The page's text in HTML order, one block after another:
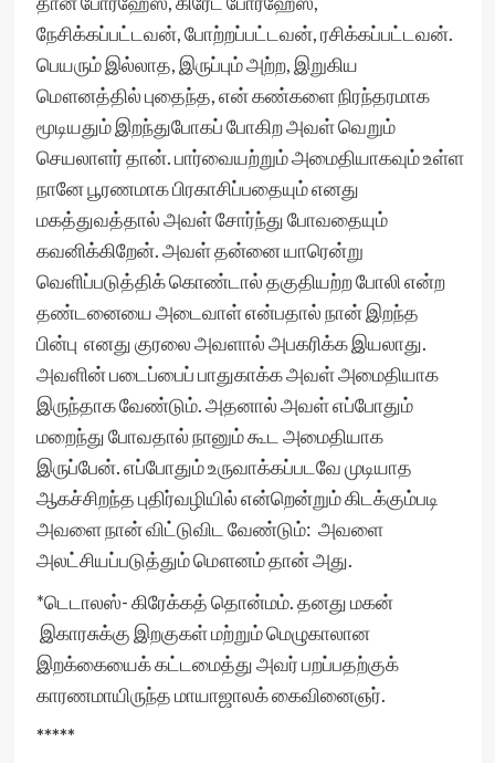
நேசிக்கப்பட்டவன், போற்றப்பட்டவன், ரசிக்கப்பட்டவன்.
பெயரும் இல்லாத, இருப்பும் அற்ற, இறுகிய
மௌனத்தில் புதைந்த, என் கண்களை நிரந்தரமாக
மூடியதும் இறந்துபோகப் போகிற அவள் வெறும்
செயலாளர் தான். பார்வையற்றும் அமைதியாகவும் உள்ள
நானே பூரணமாக பிரகாசிப்பதையும் எனது
மகத்துவத்தால் அவள் சோர்ந்து போவதையும்
கவனிக்கிறேன். அவள் தன்னை யாரென்று
வெளிப்படுத்திக் கொண்டால் தகுதியற்ற போலி என்ற
தண்டனையை அடைவாள் என்பதால் நான் இறந்த
பின்பு எனது குரலை அவளால் அபகரிக்க இயலாது.
அவளின் படைப்பைப் பாதுகாக்க அவள் அமைதியாக
இருந்தாக வேண்டும். அதனால் அவள் எப்போதும்
மறைந்து போவதால் நானும் கூட அமைதியாக
இருப்பேன். எப்போதும் உருவாக்கப்படவே முடியாத
ஆகச்சிறந்த புதிர்வழியில் என்றென்றும் கிடக்கும்படி
அவளை நான் விட்டுவிட வேண்டும்: அவளை
அலட்சியப்படுத்தும் மௌனம் தான் அது.
*டெடாலஸ்- கிரேக்கத் தொன்மம். தனது மகன்
இகாரசுக்கு இறகுகள் மற்றும் மெழுகாலான
இறக்கையைக் கட்டமைத்து அவர் பறப்பதற்குக்
காரணமாயிருந்த மாயாஜாலக் கைவினைஞர்.
*****